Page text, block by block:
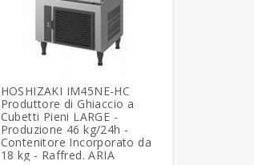
HOSHIZAKI IM45NE-HC
Produttore di Ghiaccio a
Cubetti Pieni LARGE -
Produzione 46 kg/24h -
Contenitore Incorporato da
18 kg - Raffred. ARIA